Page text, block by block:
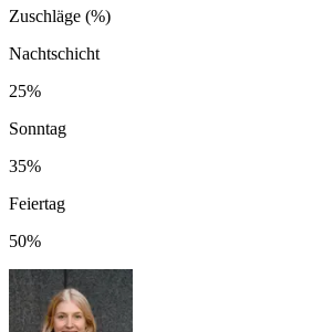
Zuschläge (%)
Nachtschicht
25%
Sonntag
35%
Feiertag
50%